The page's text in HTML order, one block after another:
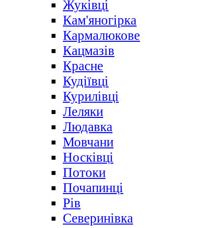
Жуківці
Кам'яногірка
Кармалюкове
Кацмазів
Красне
Кудіївці
Курилівці
Леляки
Людавка
Мовчани
Носківці
Потоки
Почапинці
Рів
Северинівка